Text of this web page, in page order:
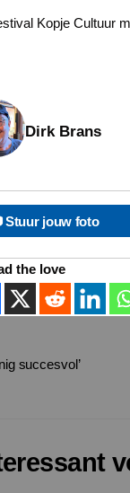
Kopje Cultuur
Dirk Brans
Stuur jouw foto
the love
succesvol’